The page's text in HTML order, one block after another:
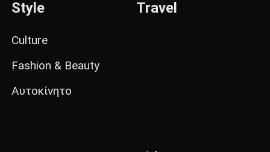
Style
Culture
Fashion & Beauty
Αυτοκίνητο
Travel